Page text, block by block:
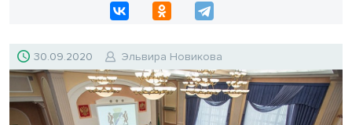
30.09.2020 Эльвира Новикова